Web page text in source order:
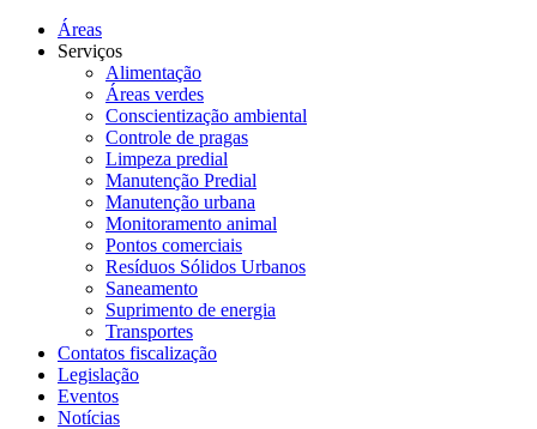
Áreas
Serviços
Alimentação
Áreas verdes
Conscientização ambiental
Controle de pragas
Limpeza predial
Manutenção Predial
Manutenção urbana
Monitoramento animal
Pontos comerciais
Resíduos Sólidos Urbanos
Saneamento
Suprimento de energia
Transportes
Contatos fiscalização
Legislação
Eventos
Notícias